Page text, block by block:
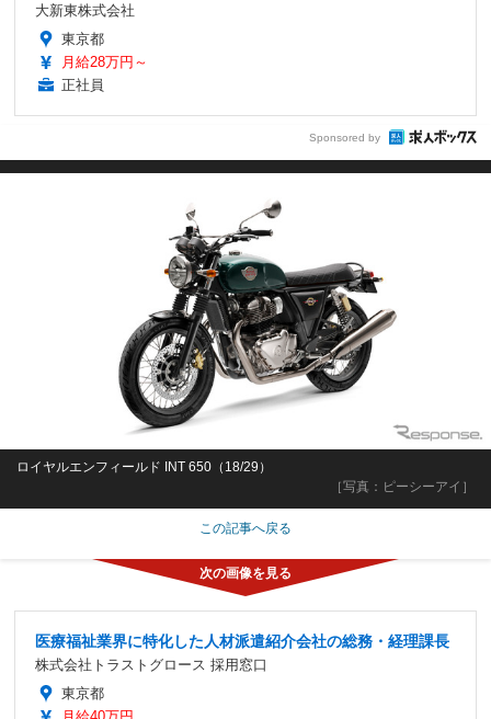
大新東株式会社
東京都
月給28万円～
正社員
Sponsored by
［写真：ピーシーアイ］
ロイヤルエンフィールド INT 650（18/29）
この記事へ戻る
医療福祉業界に特化した人材派遣紹介会社の総務・経理課長
株式会社トラストグロース 採用窓口
東京都